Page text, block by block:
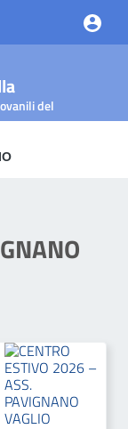
del